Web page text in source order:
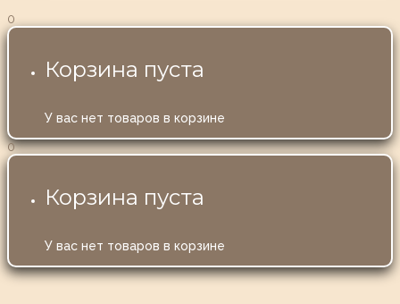
0
Корзина пуста
У вас нет товаров в корзине
0
Корзина пуста
У вас нет товаров в корзине